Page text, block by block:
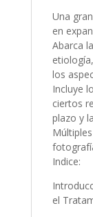
Una
en
Abarca
los
Incluye
ciertos
plazo y
Indice:
el